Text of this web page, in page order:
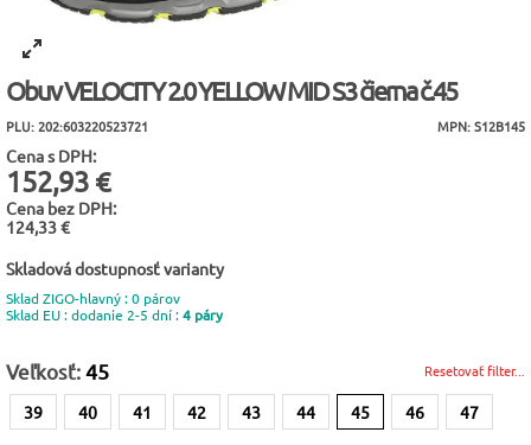
Obuv VELOCITY 2.0 YELLOW MID S3 čierna č.45
PLU: 202:603220523721 MPN: S12B145
Cena s DPH:
152,93 €
Cena bez DPH:
124,33 €
Skladová dostupnosť varianty
Sklad ZIGO-hlavný : 0 párov
Sklad EU : dodanie 2-5 dní :4 páry
Resetovať filter...
Veľkosť:45
39 40 41 42 43 44 45 46 47